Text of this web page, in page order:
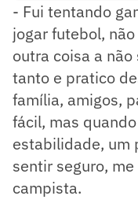
- Fui tentando
jogar futebol,
outra coisa a
tanto e pratico
família, amigos,
fácil, mas
estabilidade, um
sentir seguro,
campista.